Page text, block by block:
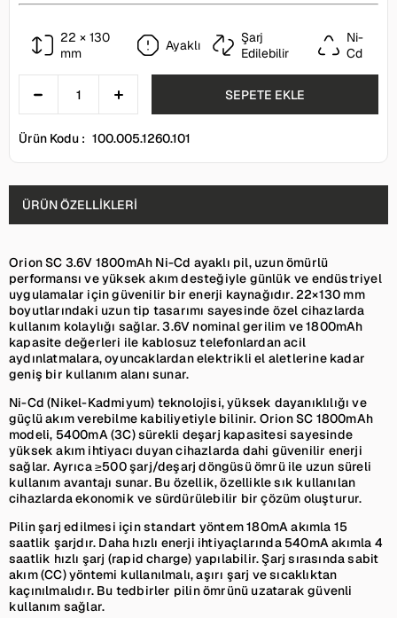
22 × 130
mm
Ayaklı
Şarj
Edilebilir
Ni-
Cd
Ürün Kodu : 100.005.1260.101
ÜRÜN ÖZELLIKLERI
Orion SC 3.6V 1800mAh Ni-Cd ayaklı pil, uzun ömürlü
performansı ve yüksek akım desteğiyle günlük ve endüstriyel
uygulamalar için güvenilir bir enerji kaynağıdır. 22×130 mm
boyutlarındaki uzun tip tasarımı sayesinde özel cihazlarda
kullanım kolaylığı sağlar. 3.6V nominal gerilim ve 1800mAh
kapasite değerleri ile kablosuz telefonlardan acil
aydınlatmalara, oyuncaklardan elektrikli el aletlerine kadar
geniş bir kullanım alanı sunar.
Ni-Cd (Nikel-Kadmiyum) teknolojisi, yüksek dayanıklılığı ve
güçlü akım verebilme kabiliyetiyle bilinir. Orion SC 1800mAh
modeli, 5400mA (3C) sürekli deşarj kapasitesi sayesinde
yüksek akım ihtiyacı duyan cihazlarda dahi güvenilir enerji
sağlar. Ayrıca ≥500 şarj/deşarj döngüsü ömrü ile uzun süreli
kullanım avantajı sunar. Bu özellik, özellikle sık kullanılan
cihazlarda ekonomik ve sürdürülebilir bir çözüm oluşturur.
Pilin şarj edilmesi için standart yöntem 180mA akımla 15
saatlik şarjdır. Daha hızlı enerji ihtiyaçlarında 540mA akımla 4
saatlik hızlı şarj (rapid charge) yapılabilir. Şarj sırasında sabit
akım (CC) yöntemi kullanılmalı, aşırı şarj ve sıcaklıktan
kaçınılmalıdır. Bu tedbirler pilin ömrünü uzatarak güvenli
kullanım sağlar.